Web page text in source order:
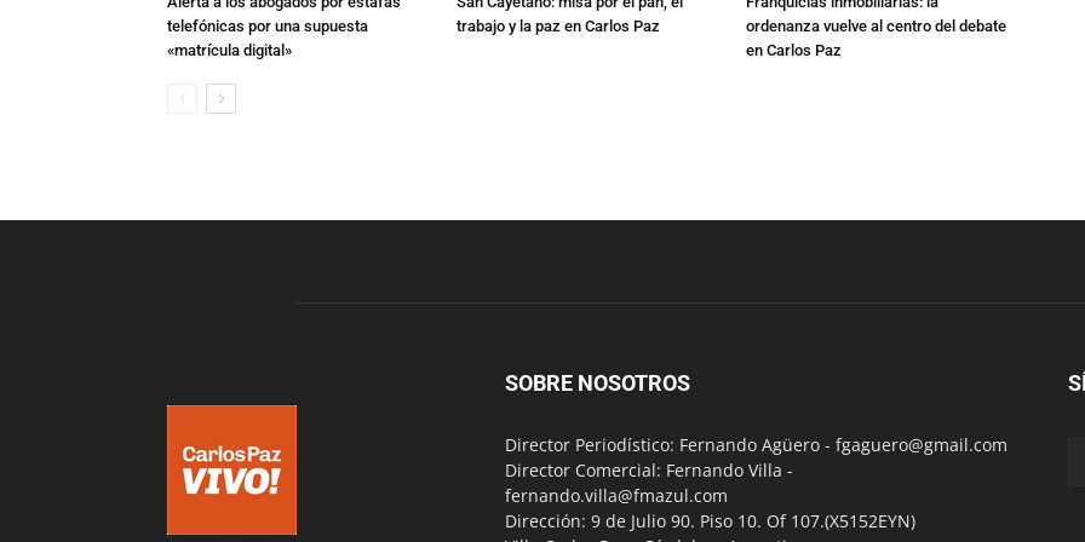
telefónicas por una supuesta
«matrícula digital»
trabajo y la paz en Carlos Paz
ordenanza vuelve al centro del debate
en Carlos Paz
SOBRE NOSOTROS
Director Periodístico: Fernando Agüero - fgaguero@gmail.com
Director Comercial: Fernando Villa -
fernando.villa@fmazul.com
Dirección: 9 de Julio 90. Piso 10. Of 107.(X5152EYN)